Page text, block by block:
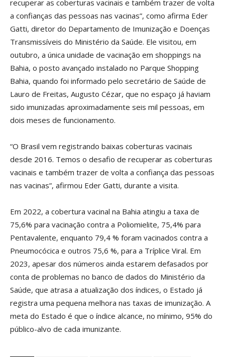
recuperar as coberturas vacinais e também trazer de volta
a confianças das pessoas nas vacinas”, como afirma Eder
Gatti, diretor do Departamento de Imunização e Doenças
Transmissíveis do Ministério da Saúde. Ele visitou, em
outubro, a única unidade de vacinação em shoppings na
Bahia, o posto avançado instalado no Parque Shopping
Bahia, quando foi informado pelo secretário de Saúde de
Lauro de Freitas, Augusto Cézar, que no espaço já haviam
sido imunizadas aproximadamente seis mil pessoas, em
dois meses de funcionamento.
“O Brasil vem registrando baixas coberturas vacinais
desde 2016. Temos o desafio de recuperar as coberturas
vacinais e também trazer de volta a confiança das pessoas
nas vacinas”, afirmou Eder Gatti, durante a visita.
Em 2022, a cobertura vacinal na Bahia atingiu a taxa de
75,6% para vacinação contra a Poliomielite, 75,4% para
Pentavalente, enquanto 79,4 % foram vacinados contra a
Pneumocócica e outros 75,6 %, para a Tríplice Viral. Em
2023, apesar dos números ainda estarem defasados por
conta de problemas no banco de dados do Ministério da
Saúde, que atrasa a atualização dos índices, o Estado já
registra uma pequena melhora nas taxas de imunização. A
meta do Estado é que o índice alcance, no mínimo, 95% do
público-alvo de cada imunizante.